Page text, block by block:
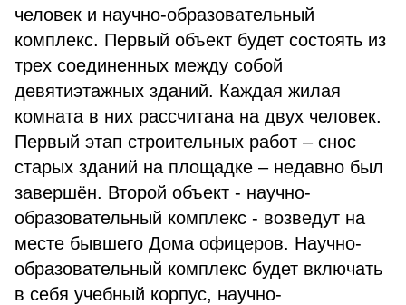
человек и научно-образовательный
комплекс. Первый объект будет состоять из
трех соединенных между собой
девятиэтажных зданий. Каждая жилая
комната в них рассчитана на двух человек.
Первый этап строительных работ – снос
старых зданий на площадке – недавно был
завершён. Второй объект - научно-
образовательный комплекс - возведут на
месте бывшего Дома офицеров. Научно-
образовательный комплекс будет включать
в себя учебный корпус, научно-